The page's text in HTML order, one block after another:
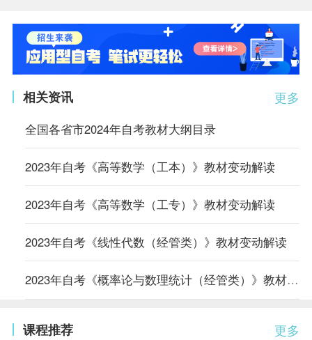
更多
相关资讯
全国各省市2024年自考教材大纲目录
2023年自考《高等数学（工本）》教材变动解读
2023年自考《高等数学（工专）》教材变动解读
2023年自考《线性代数（经管类）》教材变动解读
2023年自考《概率论与数理统计（经管类）》教材变动解读
更多
课程推荐